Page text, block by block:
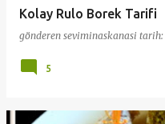
Kolay Rulo Borek Tarifi
gönderen seviminaskanasi tarih:
5